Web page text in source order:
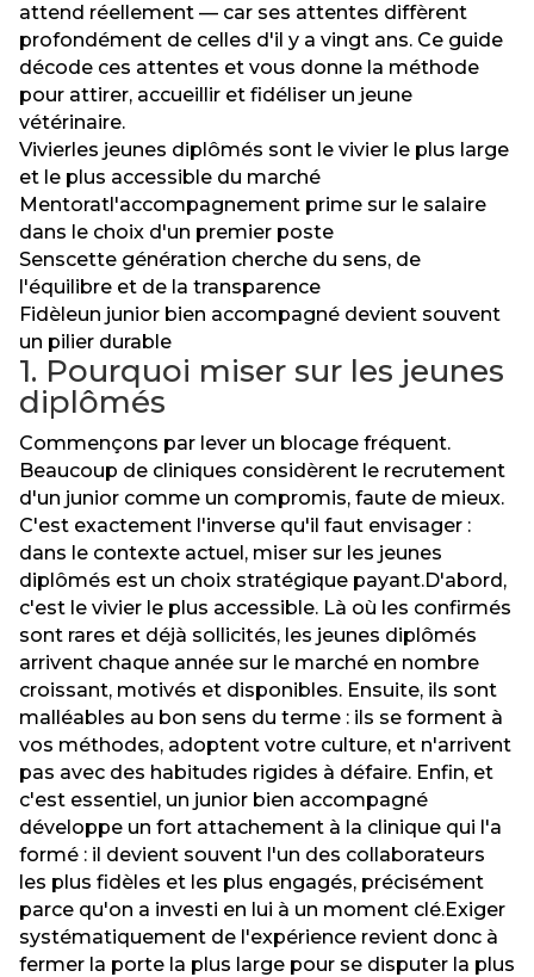
attend réellement — car ses attentes diffèrent
profondément de celles d'il y a vingt ans. Ce guide
décode ces attentes et vous donne la méthode
pour attirer, accueillir et fidéliser un jeune
vétérinaire.
Vivierles jeunes diplômés sont le vivier le plus large
et le plus accessible du marché
Mentoratl'accompagnement prime sur le salaire
dans le choix d'un premier poste
Senscette génération cherche du sens, de
l'équilibre et de la transparence
Fidèleun junior bien accompagné devient souvent
un pilier durable
1. Pourquoi miser sur les jeunes
diplômés
Commençons par lever un blocage fréquent.
Beaucoup de cliniques considèrent le recrutement
d'un junior comme un compromis, faute de mieux.
C'est exactement l'inverse qu'il faut envisager :
dans le contexte actuel, miser sur les jeunes
diplômés est un choix stratégique payant.D'abord,
c'est le vivier le plus accessible. Là où les confirmés
sont rares et déjà sollicités, les jeunes diplômés
arrivent chaque année sur le marché en nombre
croissant, motivés et disponibles. Ensuite, ils sont
malléables au bon sens du terme : ils se forment à
vos méthodes, adoptent votre culture, et n'arrivent
pas avec des habitudes rigides à défaire. Enfin, et
c'est essentiel, un junior bien accompagné
développe un fort attachement à la clinique qui l'a
formé : il devient souvent l'un des collaborateurs
les plus fidèles et les plus engagés, précisément
parce qu'on a investi en lui à un moment clé.Exiger
systématiquement de l'expérience revient donc à
fermer la porte la plus large pour se disputer la plus